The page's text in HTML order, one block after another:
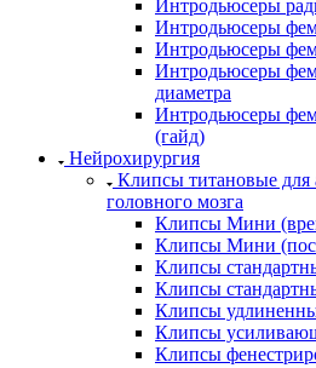
Интродьюсеры
Интродьюсеры
Интродьюсеры
Интродьюсеры
диаметра
Интродьюсеры
(гайд)
Нейрохирургия
Клипсы титановые для
головного мозга
Клипсы Мини
Клипсы Мини
Клипсы
Клипсы
Клипсы
Клипсы
Клипсы